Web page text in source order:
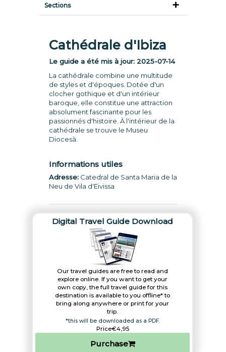
Sections
Cathédrale d'Ibiza
Le guide a été mis à jour: 2025-07-14
La cathédrale combine une multitude
de styles et d'époques. Dotée d'un
clocher gothique et d'un intérieur
baroque, elle constitue une attraction
absolument fascinante pour les
passionnés d'histoire. À l'intérieur de la
cathédrale se trouve le Museu
Diocesà.
Informations utiles
Adresse:Catedral de Santa Maria de la
Neu de Vila d'Eivissa
Digital Travel Guide Download
Our travel guides are free to read and
explore online. If you want to get your
own copy, the full travel guide for this
destination is available to you offline* to
bring along anywhere or print for your
trip.​
*this will be downloaded as a PDF.
Price€4,95
Purchase